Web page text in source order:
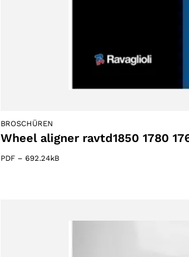
BROSCHÜREN
Wheel aligner ravtd1850 1780
PDF – 692.24kB